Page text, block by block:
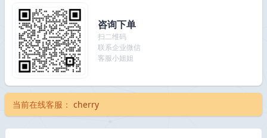
咨询下单
扫二维码
联系企业微信
客服小姐姐
当前在线客服： cherry